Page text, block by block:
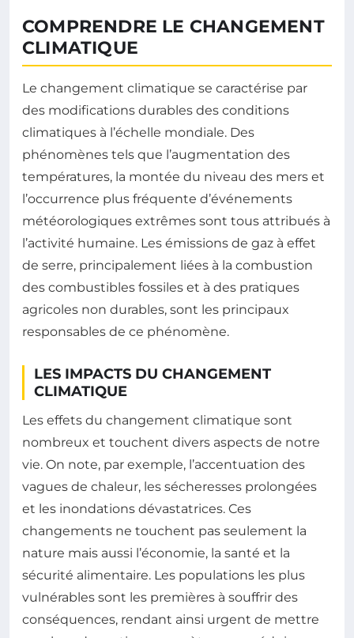
COMPRENDRE LE CHANGEMENT
CLIMATIQUE
Le changement climatique se caractérise par
des modifications durables des conditions
climatiques à l’échelle mondiale. Des
phénomènes tels que l’augmentation des
températures, la montée du niveau des mers et
l’occurrence plus fréquente d’événements
météorologiques extrêmes sont tous attribués à
l’activité humaine. Les émissions de gaz à effet
de serre, principalement liées à la combustion
des combustibles fossiles et à des pratiques
agricoles non durables, sont les principaux
responsables de ce phénomène.
LES IMPACTS DU CHANGEMENT
CLIMATIQUE
Les effets du changement climatique sont
nombreux et touchent divers aspects de notre
vie. On note, par exemple, l’accentuation des
vagues de chaleur, les sécheresses prolongées
et les inondations dévastatrices. Ces
changements ne touchent pas seulement la
nature mais aussi l’économie, la santé et la
sécurité alimentaire. Les populations les plus
vulnérables sont les premières à souffrir des
conséquences, rendant ainsi urgent de mettre